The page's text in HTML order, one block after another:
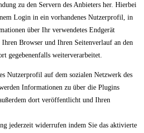
zu den Servern des Anbieters her. Hierbei
Login in ein vorhandenes Nutzerprofil, in
über Ihr verwendetes Endgerät
Browser und Ihren Seitenverlauf an den
gegebenenfalls weiterverarbeitet.
Nutzerprofil auf dem sozialen Netzwerk des
Informationen zu über die Plugins
dort veröffentlicht und Ihren
jederzeit widerrufen indem Sie das aktivierte